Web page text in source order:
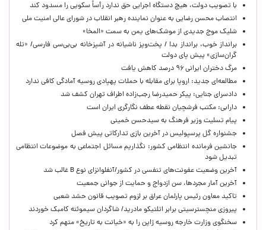
با تصویب دولت، هیچ دستگاه اجرایی حق ندارد رأساً سکویی را مسدود کند
انتصاب محسن رضایی به عنوان نماینده رهبر انقلاب در شورای عالی امنیت ملی
شلیک موج جدیدی از موشک‌های یمن به سمت «المخا»
برانداز خوب، برانداز بد! / پخت‌وپز ناشیانه در آشپزخانه‌ بی‌بی‌سی فارسی/ «تله
گران‌سازی» پیش پای دولت
مرگ دختران ایرانی ۹۶ درصد کاهش یافت
مطالعه‌ای جدید: اروپا برای مقابله با حملات پهپادی روسیه آمادگی کافی ندارد
دادسرای جنایی: پیکر حمیدرضا رجب‌زاده اطراف تهران کشف شد
دارابی: مکتب فرشچیان نقطه عطف نگارگری ایران است
پیام تسلیت وزیر فرهنگ به سیدحسن خمینی
جشنواره گل پرسپولیس در آخرین بازی تدارکاتی پیش فصل
جانشین فرمانده انتظامی کشور: نگذاریم مسائل اجتماعی به موضوعات انتظامی
تبدیل شود
آخرین وضعیت عفونت‌های تنفسی در کشور/آنفلوانزای نوع B غالب شد
آخرین آمار مجردها، سن ازدواج و حمایت از جوانی جمعیت
تاکید معاون رئیس پارلمان عراق بر لزوم تصویب قانون حشد شعبی
پیروزی منچسترسیتی برابر اتلتیکو مادرید/ شاگردان سیموئنه کامبک خوردند
سخنگوی وزارت خارجه روسیه ژاپن را به «خیانت به تاریخ» متهم کرد